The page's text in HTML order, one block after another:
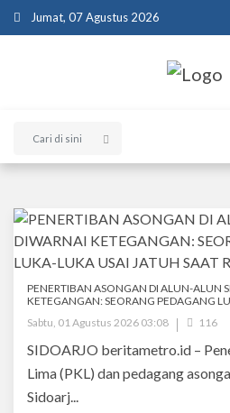
Jumat, 07 Agustus 2026
PENERTIBAN ASONGAN DI ALUN-ALUN
KETEGANGAN: SEORANG PEDAGANG
Sabtu, 01 Agustus 2026 03:08
116
SIDOARJO beritametro.id –
Lima (PKL) dan pedagang
Sidoarj...